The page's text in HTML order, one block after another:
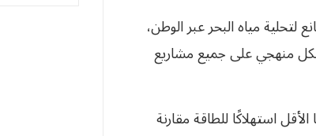
مياه البحر عبر الوطن،
منهجي على جميع مشاريع
استهلاكًا للطاقة مقارنة